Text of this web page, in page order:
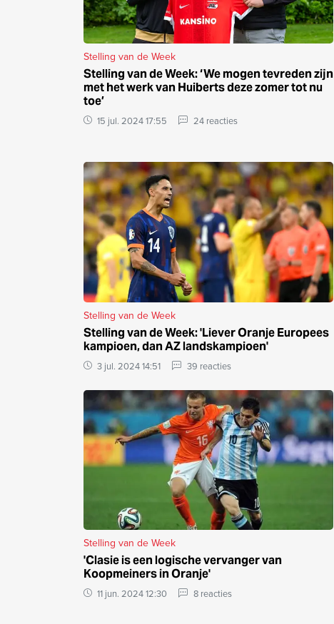
Stelling van de Week
Stelling van de Week: ‘We mogen tevreden zijn
met het werk van Huiberts deze zomer tot nu
toe’
15 jul. 2024 17:55 24 reacties
Stelling van de Week
Stelling van de Week: 'Liever Oranje Europees
kampioen, dan AZ landskampioen'
3 jul. 2024 14:51 39 reacties
Stelling van de Week
'Clasie is een logische vervanger van
Koopmeiners in Oranje'
11 jun. 2024 12:30 8 reacties